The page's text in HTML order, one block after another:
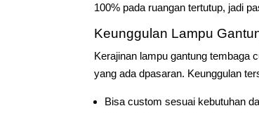
100% pada ruangan tertutup, jadi
Keunggulan Lampu
Kerajinan lampu gantung tembaga
yang ada dpasaran. Keunggulan
Bisa custom sesuai kebutuhan